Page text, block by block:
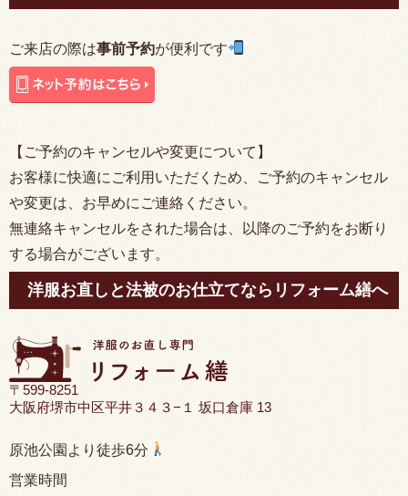
ご来店の際は事前予約が便利です
【ご予約のキャンセルや変更について】
お客様に快適にご利用いただくため、ご予約のキャンセル
や変更は、お早めにご連絡ください。
無連絡キャンセルをされた場合は、以降のご予約をお断り
する場合がございます。
洋服お直しと法被のお仕立てならリフォーム繕へ
〒599-8251
大阪府堺市中区平井３４３−１ 坂口倉庫 13
原池公園より徒歩6分
営業時間